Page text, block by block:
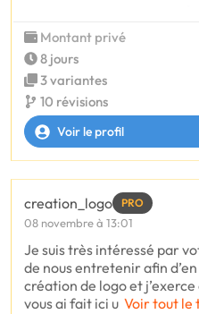
Montant privé
8 jours
3 variantes
10 révisions
Voir le profil
creation_logo PRO
08 novembre à 13:01
Je suis très intéressé par
de nous entretenir afin
création de logo et
vous ai fait ici u Voir tout le